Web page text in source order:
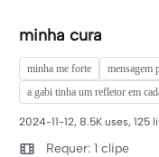
minha cura
minha me forte mensagem
a gabi tinha um refletor em
2024-11-12, 8.5K uses, 125
Requer: 1 clipe